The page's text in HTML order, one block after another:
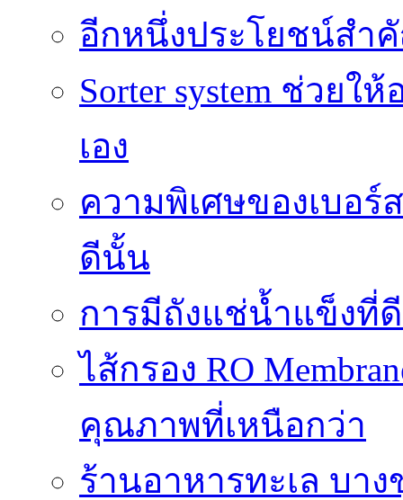
อีกหนึ่งประโยชน์สำคั
Sorter system ช่วย
เอง
ความพิเศษของเบอ
ดีนั้น
การมีถังแช่น้ำแข็งที่
ไส้กรอง RO
คุณภาพที่เหนือกว่า
ร้านอาหารทะเล บา